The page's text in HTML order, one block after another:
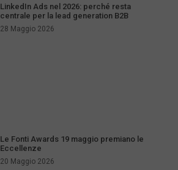
LinkedIn Ads nel 2026: perché resta
centrale per la lead generation B2B
28 Maggio 2026
Le Fonti Awards 19 maggio premiano le
Eccellenze
20 Maggio 2026